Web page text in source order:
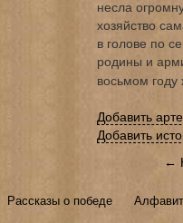
несла
хозяйство
в голове по
родины и
восьмом
Добавить
Добавить
←
Рассказы о победе